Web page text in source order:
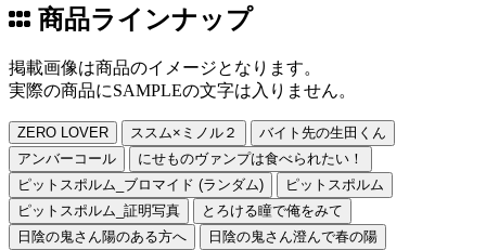
商品ラインナップ
掲載画像は商品のイメージとなります。
実際の商品にSAMPLEの文字は入りません。
ZERO LOVER ススム×ミノル２
バイト先の生田くん
アンバーコール
にせものヴァンプは食べられたい！
ピットスポルム_ブロマイド (ランダム)
ピットスポルム
ピットスポルム_証明写真
とろける瞳で俺をみて
日陰の鬼さん陽のある方へ
日陰の鬼さん澄んで春の陽